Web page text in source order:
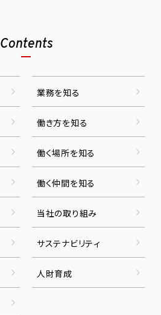
Contents
業務を知る
働き方を知る
働く場所を知る
働く仲間を知る
当社の取り組み
サステナビリティ
人財育成